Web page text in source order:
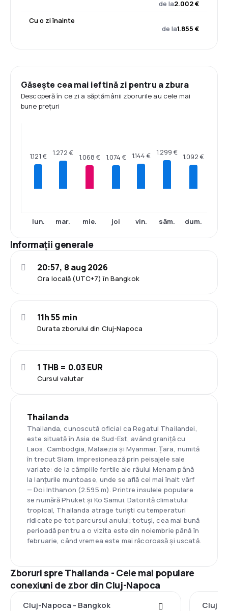
de la2.002 €
Cu o zi înainte
de la1.855 €
Găsește cea mai ieftină zi pentru a zbura
Descoperă în ce zi a săptămânii zborurile au cele mai
bune prețuri
1.121 €
lun.
1.272 €
mar.
1.068 €
mie.
1.074 €
joi
1.144 €
vin.
1.299 €
sâm.
1.092 €
dum.
Informații generale
Ora locală (UTC+7) în Bangkok
20:57, 8 aug 2026
Durata zborului din Cluj-Napoca
11h 55 min
Cursul valutar
1 THB = 0.03 EUR
Thailanda
Thailanda, cunoscută oficial ca Regatul Thailandei,
este situată în Asia de Sud-Est, având graniță cu
Laos, Cambodgia, Malaezia și Myanmar. Țara, numită
în trecut Siam, impresionează prin peisajele sale
variate: de la câmpiile fertile ale râului Menam până
la lanțurile muntoase, unde se află cel mai înalt vârf
— Doi Inthanon (2.595 m). Printre insulele populare
se numără Phuket și Ko Samui. Datorită climatului
tropical, Thailanda atrage turiști cu temperaturi
ridicate pe tot parcursul anului; totuși, cea mai bună
perioadă pentru a o vizita este din noiembrie până în
februarie, când vremea este mai răcoroasă și uscată.
Zboruri spre Thailanda - Cele mai populare
conexiuni de zbor din Cluj-Napoca
Cluj-Napoca - Bangkok Cluj-